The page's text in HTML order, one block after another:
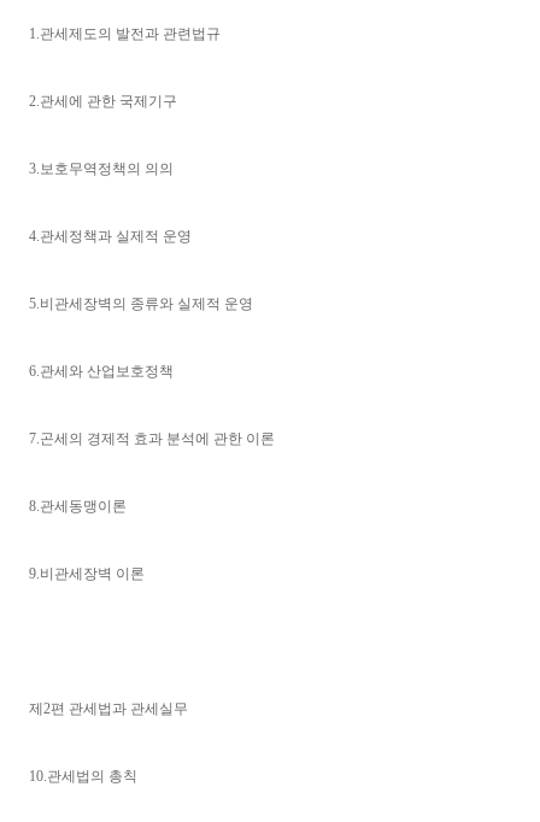
1.관세제도의 발전과 관련법규
2.관세에 관한 국제기구
3.보호무역정책의 의의
4.관세정책과 실제적 운영
5.비관세장벽의 종류와 실제적 운영
6.관세와 산업보호정책
7.곤세의 경제적 효과 분석에 관한 이론
8.관세동맹이론
9.비관세장벽 이론
제2편 관세법과 관세실무
10.관세법의 총칙